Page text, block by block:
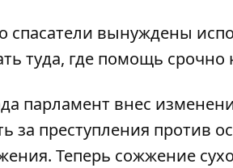
спасатели вынуждены
туда, где помощь
парламент внес
за преступления против
Теперь сожжение